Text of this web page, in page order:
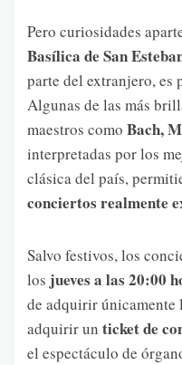
Pero curiosidades
Basílica de San
parte del extranjero, es
Algunas de las más
maestros como Bach,
interpretadas por los
clásica del país,
conciertos realmente
Salvo festivos, los
los jueves a las 20:00
de adquirir únicamente
adquirir un ticket de
el espectáculo de